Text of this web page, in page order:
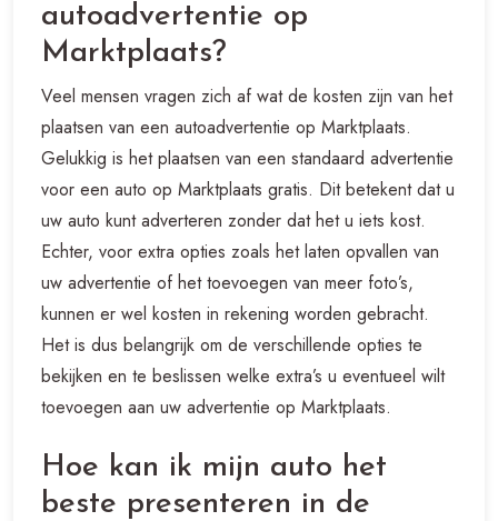
autoadvertentie op
Marktplaats?
Veel mensen vragen zich af wat de kosten zijn van het
plaatsen van een autoadvertentie op Marktplaats.
Gelukkig is het plaatsen van een standaard advertentie
voor een auto op Marktplaats gratis. Dit betekent dat u
uw auto kunt adverteren zonder dat het u iets kost.
Echter, voor extra opties zoals het laten opvallen van
uw advertentie of het toevoegen van meer foto’s,
kunnen er wel kosten in rekening worden gebracht.
Het is dus belangrijk om de verschillende opties te
bekijken en te beslissen welke extra’s u eventueel wilt
toevoegen aan uw advertentie op Marktplaats.
Hoe kan ik mijn auto het
beste presenteren in de